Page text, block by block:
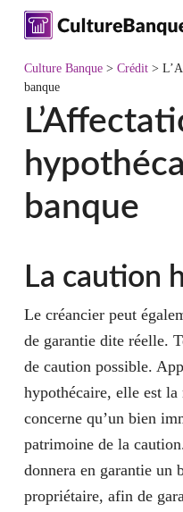
Skip
main
content
Culture Banque> Crédit>
banque
banque
La caution
Le créancier peut
de garantie dite réelle.
de caution possible.
hypothécaire, elle est la
concerne qu’un bien
patrimoine de la
donnera en garantie un
propriétaire, afin de